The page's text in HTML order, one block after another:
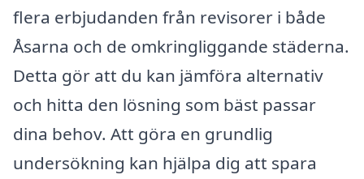
flera erbjudanden från revisorer i både
Åsarna och de omkringliggande städerna.
Detta gör att du kan jämföra alternativ
och hitta den lösning som bäst passar
dina behov. Att göra en grundlig
undersökning kan hjälpa dig att spara